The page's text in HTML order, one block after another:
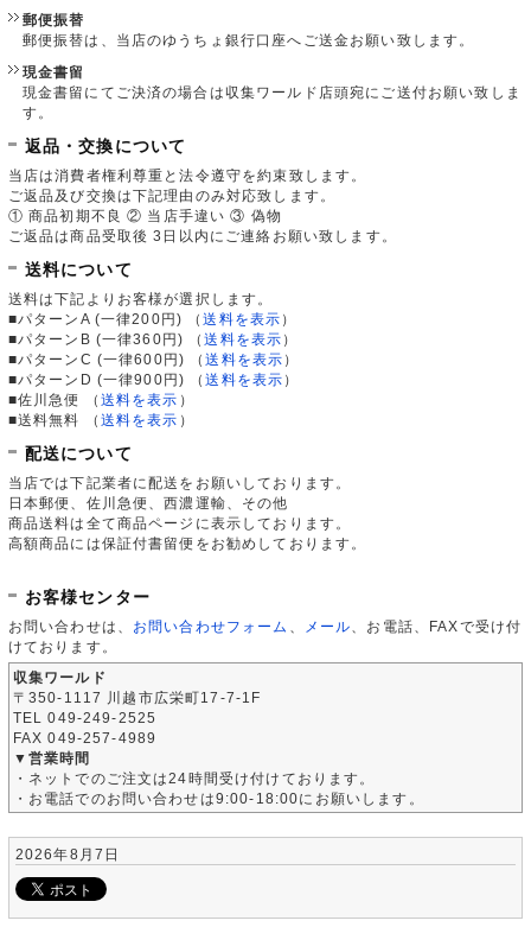
郵便振替
郵便振替は、当店のゆうちょ銀行口座へご送金お願い致します。
現金書留
現金書留にてご決済の場合は収集ワールド店頭宛にご送付お願い致しま
す。
返品・交換について
当店は消費者権利尊重と法令遵守を約束致します。
ご返品及び交換は下記理由のみ対応致します。
① 商品初期不良 ② 当店手違い ③ 偽物
ご返品は商品受取後 3日以内にご連絡お願い致します。
送料について
送料は下記よりお客様が選択します。
■パターンA (一律200円)
（送料を表示 ）
■パターンB (一律360円)
（送料を表示 ）
■パターンC (一律600円)
（送料を表示 ）
■パターンD (一律900円)
（送料を表示 ）
■佐川急便
（ 送料を表示 ）
■送料無料
（ 送料を表示 ）
配送について
当店では下記業者に配送をお願いしております。
日本郵便、佐川急便、西濃運輸、その他
商品送料は全て商品ページに表示しております。
高額商品には保証付書留便をお勧めしております。
お客様センター
お問い合わせは、 お問い合わせフォーム メール 、お電話、FAXで受け付
けております。
収集ワールド
〒350-1117 川越市広栄町17-7-1F
TEL 049-249-2525
FAX 049-257-4989
▼営業時間
・ネットでのご注文は24時間受け付けております。
・お電話でのお問い合わせは9:00-18:00にお願いします。
2026年8月7日